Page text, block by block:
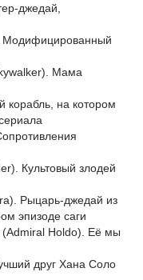
джедай,
Мама
корабль, на котором
Культовый злодей
Рыцарь-джедай из
эпизоде саги
Holdo). Её мы
друг Хана Соло